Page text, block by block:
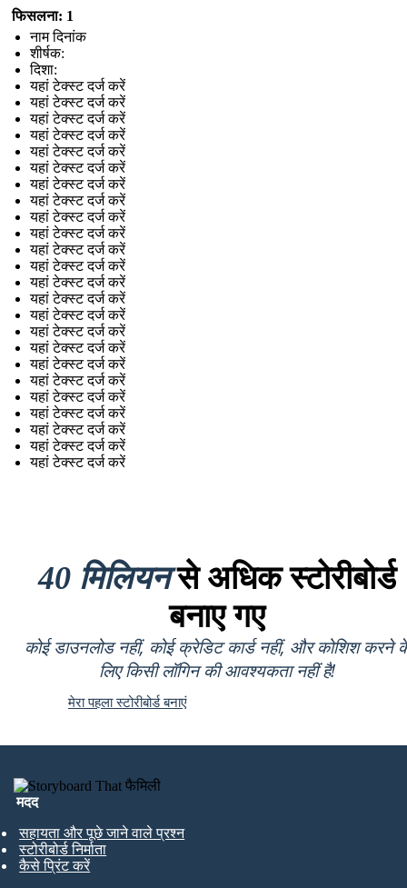
फिसलना: 1
नाम दिनांक
शीर्षक:
दिशा:
यहां टेक्स्ट दर्ज करें
यहां टेक्स्ट दर्ज करें
यहां टेक्स्ट दर्ज करें
यहां टेक्स्ट दर्ज करें
यहां टेक्स्ट दर्ज करें
यहां टेक्स्ट दर्ज करें
यहां टेक्स्ट दर्ज करें
यहां टेक्स्ट दर्ज करें
यहां टेक्स्ट दर्ज करें
यहां टेक्स्ट दर्ज करें
यहां टेक्स्ट दर्ज करें
यहां टेक्स्ट दर्ज करें
यहां टेक्स्ट दर्ज करें
यहां टेक्स्ट दर्ज करें
यहां टेक्स्ट दर्ज करें
यहां टेक्स्ट दर्ज करें
यहां टेक्स्ट दर्ज करें
यहां टेक्स्ट दर्ज करें
यहां टेक्स्ट दर्ज करें
यहां टेक्स्ट दर्ज करें
यहां टेक्स्ट दर्ज करें
यहां टेक्स्ट दर्ज करें
यहां टेक्स्ट दर्ज करें
यहां टेक्स्ट दर्ज करें
40 मिलियनसे अधिक स्टोरीबोर्ड
बनाए गए
कोई डाउनलोड नहीं, कोई क्रेडिट कार्ड नहीं, और कोशिश करने
लिए किसी लॉगिन की आवश्यकता नहीं है!
मेरा पहला स्टोरीबोर्ड बनाएं
मदद
सहायता और पूछे जाने वाले प्रश्न
स्टोरीबोर्ड निर्माता
कैसे प्रिंट करें